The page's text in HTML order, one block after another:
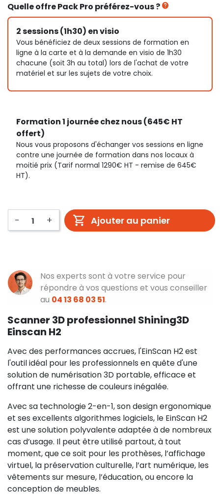
Quelle offre Pack Pro préférez-vous ?
2 sessions (1h30) en visio
Vous bénéficiez de deux sessions de formation en
ligne à la carte et à la demande en visio de 1h30
chacune (soit 3h au total) lors de l'achat de votre
matériel et sur les sujets de votre choix.
Formation 1 journée chez nous (645€ HT
offert)
Nous vous proposons d'échanger vos sessions en ligne
contre une journée de formation dans nos locaux à
moitié prix (Tarif normal 1290€ HT - remise de 645€
HT).
- + Ajouter au panier
Nos experts sont à votre service pour
répondre à vos questions et vous conseiller
au 04 13 68 03 51.
Scanner 3D professionnel Shining3D
Einscan H2
Avec des performances accrues, l'EinScan H2 est
l'outil idéal pour les professionnels en quête d'une
solution de numérisation 3D portable, efficace et
offrant une richesse de couleurs inégalée.
Avec sa technologie 2-en-1, son design ergonomique
et ses excellents algorithmes logiciels, le EinScan H2
est une solution polyvalente adaptée à de nombreux
cas d’usage. Il peut être utilisé partout, à tout
moment, que ce soit pour les prothèses, l’affichage
virtuel, la préservation culturelle, l’art numérique, les
vêtements sur mesure, l’éducation, ou encore la
conception de meubles.